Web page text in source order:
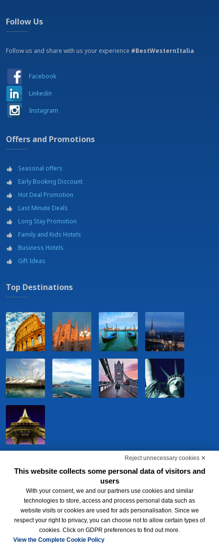
Follow Us
Follow us and share with us your experience #BestWesternItalia
Facebook
Linkedin
Instagram
Offers and Promotions
Seasonal offers
Early Booking Discount
Hot Deal Promotion
Last Minute Deals
Long Stay Promotion
Family and Kids Hotels
Business Hotels
Gift Ideas
Top Destinations
BWH Hotels Italia S.c.p.a. - Società Benefit - via Livraghi, 1/b - 20126
Milano - P.IVA 06865290156 -Change cookie preferences-Privacy
Policy
Reject unnecessary cookies ✕
This website collects some personal data of visitors and
users
With your consent, we and our partners use cookies and similar
technologies to store, access and process personal data such as
website visits or cookies are used for ads personalisation. Since we
respect your right to privacy, you can choose not to allow certain types of
cookies. Click on GDPR preferences to find out more.
View the Complete Cookie Policy